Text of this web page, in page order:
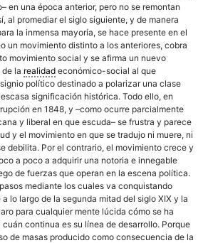
en una época anterior, pero no se remontan
al promediar el siglo siguiente, y de manera
la inmensa mayoría, se hace presente en el
un movimiento distinto a los anteriores, cobra
movimiento social y se afirma un nuevo
la realidad económico-social al que
político destinado a polarizar una clase
significación histórica. Todo ello, en
en 1848, y –como ocurre parcialmente
y liberal en que escuda– se frustra y parece
y el movimiento en que se tradujo ni muere, ni
debilita. Por el contrario, el movimiento crece y
a poco a adquirir una notoria e innegable
de fuerzas que operan en la escena política.
mediante los cuales va conquistando
lo largo de la segunda mitad del siglo XIX y la
para cualquier mente lúcida cómo se ha
continua es su línea de desarrollo. Porque
de masas producido como consecuencia de la